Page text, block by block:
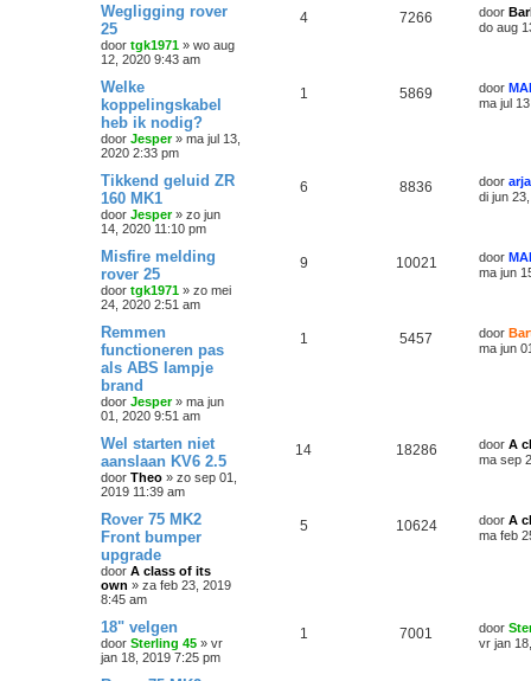
Wegligging rover
25
door tgk1971 » wo aug
12, 2020 9:43 am
4 7266 door
do aug
Welke
koppelingskabel
heb ik nodig?
door Jesper» ma jul 13,
2020 2:33 pm
1 5869 door
ma jul
Tikkend geluid ZR
160 MK1
door Jesper» zo jun
14, 2020 11:10 pm
6 8836 door
di jun
Misfire melding
rover 25
door tgk1971 » zo mei
24, 2020 2:51 am
9 10021 door
ma jun
Remmen
functioneren pas
als ABS lampje
brand
door Jesper» ma jun
01, 2020 9:51 am
1 5457 door
ma jun
Wel starten niet
aanslaan KV6 2.5
door Theo » zo sep 01,
2019 11:39 am
14 18286 door A
ma sep
Rover 75 MK2
Front bumper
upgrade
door A class of its
own » za feb 23, 2019
8:45 am
5 10624 door A
ma feb
18" velgen
door Sterling 45 » vr
jan 18, 2019 7:25 pm
1 7001 door
vr jan